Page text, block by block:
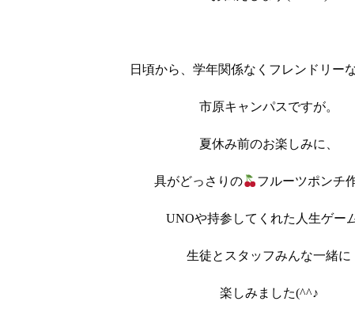
日頃から、学年関係なくフレンドリー
市原キャンパスですが。
夏休み前のお楽しみに、
具がどっさりの フルーツポンチ
UNOや持参してくれた人生ゲーム
生徒とスタッフみんな一緒に
楽しみました(^^♪